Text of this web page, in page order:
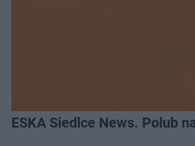
ESKA Siedlce News. Polub